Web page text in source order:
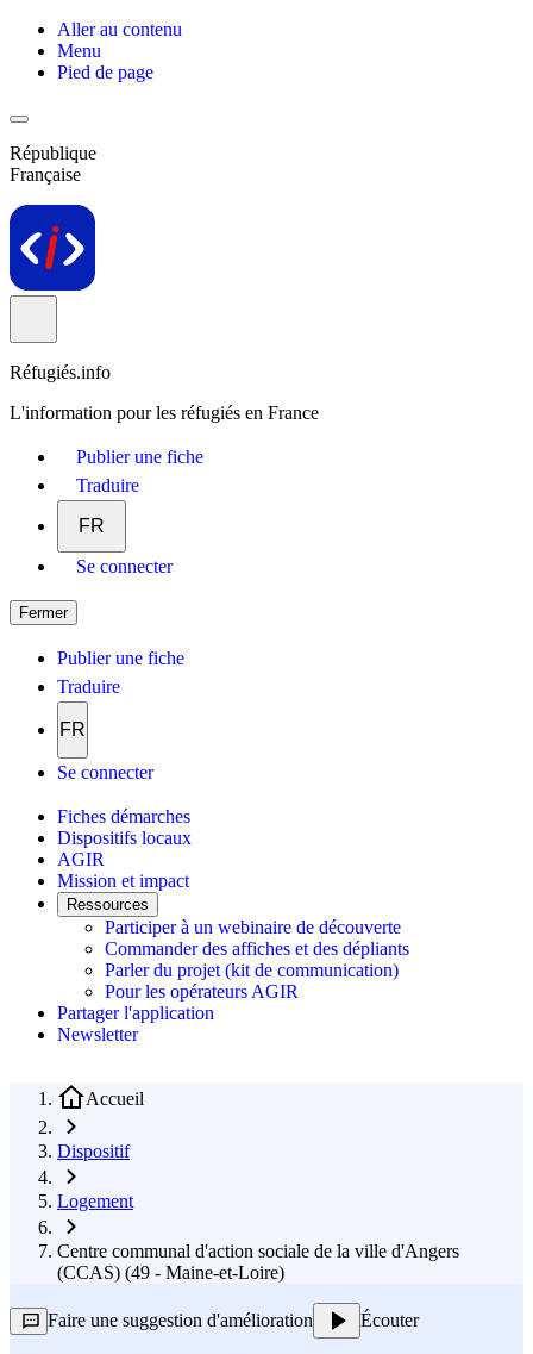
Aller au contenu
Menu
Pied de page
République
Française
Réfugiés.info
L'information pour les réfugiés en France
Publier une fiche
Traduire
FR
Se connecter
Fermer
Publier une fiche
Traduire
FR
Se connecter
Fiches démarches
Dispositifs locaux
AGIR
Mission et impact
Ressources
Participer à un webinaire de découverte
Commander des affiches et des dépliants
Parler du projet (kit de communication)
Pour les opérateurs AGIR
Partager l'application
Newsletter
Accueil
Dispositif
Logement
Centre communal d'action sociale de la ville d'Angers
(CCAS) (49 - Maine-et-Loire)
Faire une suggestion d'amélioration Écouter